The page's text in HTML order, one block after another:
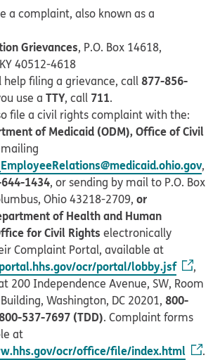
a complaint, also known as a
Grievances, P.O. Box 14618,
40512-4618
help filing a grievance, call877-856-
use a TTY, call 711.
file a civil rights complaint with the:
of Medicaid (ODM), Office of Civil
,
1434, or sending by mail to P.O. Box
Ohio 43218-2709, or
of Health and Human
for Civil Rights electronically
Complaint Portal, available at
ocr/portal/lobby.jsf
,
200 Independence Avenue, SW, Room
Washington, DC 20201, 800-
537-7697 (TDD). Complaint forms
at
ocr/office/file/index.html .